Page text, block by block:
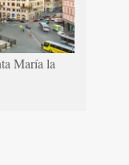
María la